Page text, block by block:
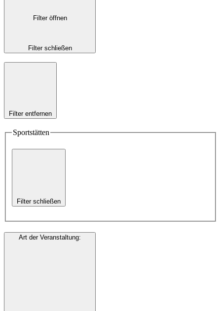
Filter öffnen
Filter schließen
Filter entfernen
Sportstätten
Filter schließen
Art der Veranstaltung: